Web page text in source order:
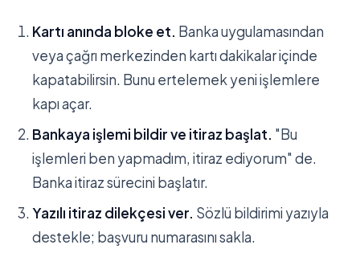
Kartı anında bloke et. Banka uygulamasından
veya çağrı merkezinden kartı dakikalar içinde
kapatabilirsin. Bunu ertelemek yeni işlemlere
kapı açar.
Bankaya işlemi bildir ve itiraz başlat. "Bu
işlemleri ben yapmadım, itiraz ediyorum" de.
Banka itiraz sürecini başlatır.
Yazılı itiraz dilekçesi ver. Sözlü bildirimi yazıyla
destekle; başvuru numarasını sakla.